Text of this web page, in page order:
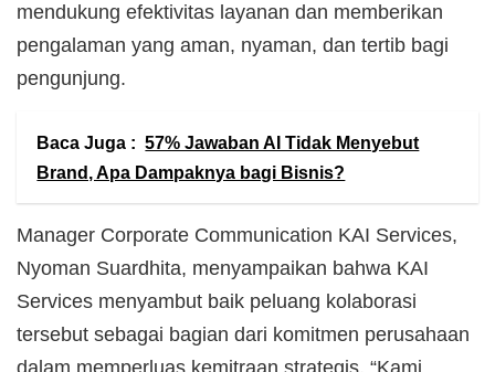
mendukung efektivitas layanan dan memberikan
pengalaman yang aman, nyaman, dan tertib bagi
pengunjung.
Baca Juga : 57% Jawaban AI Tidak Menyebut
Brand, Apa Dampaknya bagi Bisnis?
Manager Corporate Communication KAI Services,
Nyoman Suardhita, menyampaikan bahwa KAI
Services menyambut baik peluang kolaborasi
tersebut sebagai bagian dari komitmen perusahaan